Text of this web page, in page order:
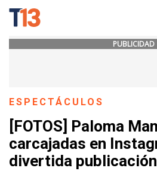
PUBLICIDAD
ESPECTÁCULOS
[FOTOS] Paloma
carcajadas en
divertida publicación